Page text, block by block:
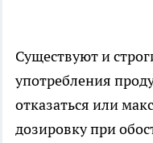
Существуют и
употребления
отказаться или
дозировку при